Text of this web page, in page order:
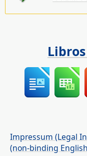
Impressum (Legal
(non-binding